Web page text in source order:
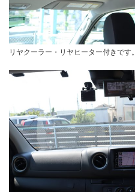
リヤクーラー・リヤヒーター付きです。